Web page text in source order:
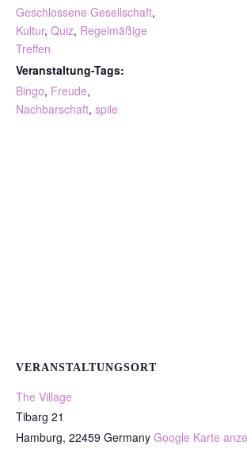
Geschlossene Gesellschaft,
Kultur, Quiz, Regelmäßige
Treffen
Veranstaltung-Tags:
Bingo, Freude,
Nachbarschaft, spile
VERANSTALTUNGSORT
The Village
Tibarg 21
Hamburg, 22459 Germany Google Karte